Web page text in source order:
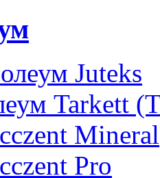
Juteks
Tarkett
Mineral
Pro